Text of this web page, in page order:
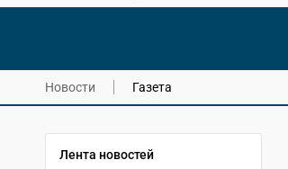
Новости Газета
Лента новостей